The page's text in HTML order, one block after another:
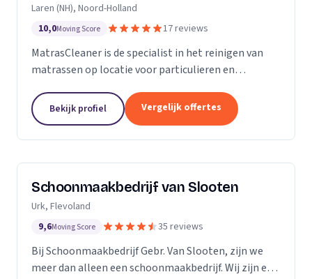
Laren (NH), Noord-Holland
10,0Moving Score 17 reviews
MatrasCleaner is de specialist in het reinigen van
matrassen op locatie voor particulieren en
desinfectie van de matrassen wordt alle vervuiling...
Bekijk profiel Vergelijk offertes
Schoonmaakbedrijf van Slooten
Urk, Flevoland
9,6Moving Score 35 reviews
Bij Schoonmaakbedrijf Gebr. Van Slooten, zijn we
meer dan alleen een schoonmaakbedrijf. Wij zijn een